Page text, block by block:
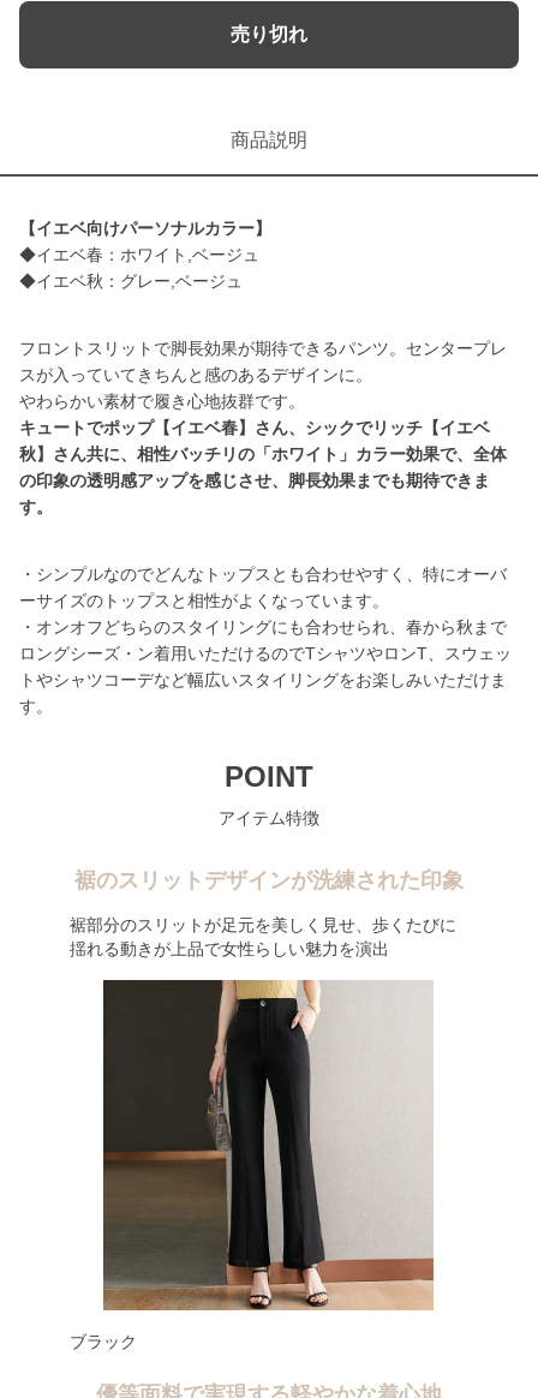
売り切れ
商品説明
【イエベ向けパーソナルカラー】
◆イエベ春：ホワイト,ベージュ
◆イエベ秋：グレー,ベージュ
フロントスリットで脚長効果が期待できるパンツ。センタープレ
スが入っていてきちんと感のあるデザインに。
キュートでポップ【イエベ春】さん、シックでリッチ【イエベ
秋】さん共に、相性バッチリの「ホワイト」カラー効果で、全体
の印象の透明感アップを感じさせ、脚長効果までも期待できま
す。
・シンプルなのでどんなトップスとも合わせやすく、特にオーバ
ーサイズのトップスと相性がよくなっています。
・オンオフどちらのスタイリングにも合わせられ、春から秋まで
ロングシーズ・ン着用いただけるのでTシャツやロンT、スウェッ
トやシャツコーデなど幅広いスタイリングをお楽しみいただけま
す。
POINT
アイテム特徴
裾のスリットデザインが洗練された印象
裾部分のスリットが足元を美しく見せ、歩くたびに
揺れる動きが上品で女性らしい魅力を演出
ブラック